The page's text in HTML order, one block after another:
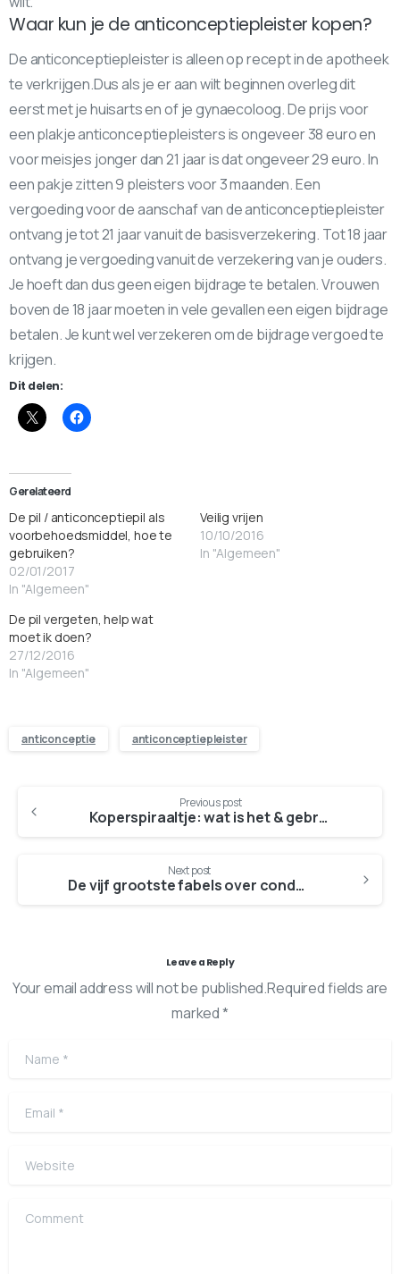
Waar kun je de anticonceptiepleister kopen?
De anticonceptiepleister is alleen op recept in de apotheek
te verkrijgen.Dus als je er aan wilt beginnen overleg dit
eerst met je huisarts en of je gynaecoloog. De prijs voor
een plakje anticonceptiepleisters is ongeveer 38 euro en
voor meisjes jonger dan 21 jaar is dat ongeveer 29 euro. In
een pakje zitten 9 pleisters voor 3 maanden. Een
vergoeding voor de aanschaf van de anticonceptiepleister
ontvang je tot 21 jaar vanuit de basisverzekering. Tot 18 jaar
ontvang je vergoeding vanuit de verzekering van je ouders.
Je hoeft dan dus geen eigen bijdrage te betalen. Vrouwen
boven de 18 jaar moeten in vele gevallen een eigen bijdrage
betalen. Je kunt wel verzekeren om de bijdrage vergoed te
krijgen.
Dit delen:
Gerelateerd
De pil / anticonceptiepil als
voorbehoedsmiddel, hoe te
gebruiken?
02/01/2017
In "Algemeen"
Veilig vrijen
10/10/2016
In "Algemeen"
De pil vergeten, help wat
moet ik doen?
27/12/2016
In "Algemeen"
anticonceptie anticonceptiepleister
Previous post
Koperspiraaltje: wat is het & gebruik
Next post
De vijf grootste fabels over condooms
Leave a Reply
Your email address will not be published.Required fields are
marked *
Name
Email
Website
Comment